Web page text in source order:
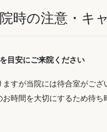
時の注意・キ
目安にご来院ください
ますが当院には待合室がござ
お時間を大切にするため待